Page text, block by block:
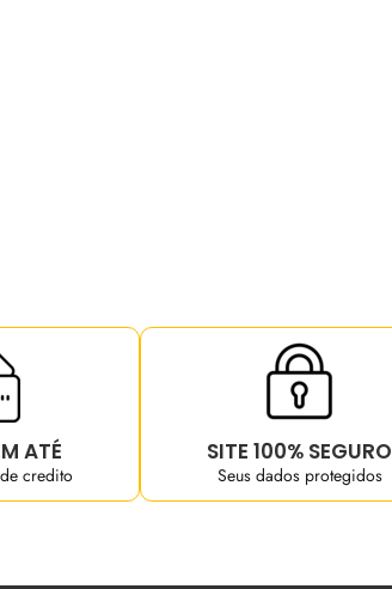
ATÉ
credito
SITE 100% SEGURO
Seus dados protegidos